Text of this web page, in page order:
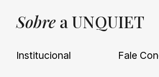
Sobre a UNQUIET
Institucional Fale